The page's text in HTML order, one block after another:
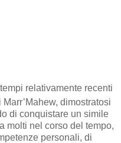
relativamente recenti
dimostratosi
di conquistare un simile
molti nel corso del tempo,
personali, di